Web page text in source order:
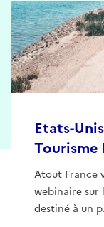
Etats-
Tourisme
Atout France
webinaire sur
destiné à un